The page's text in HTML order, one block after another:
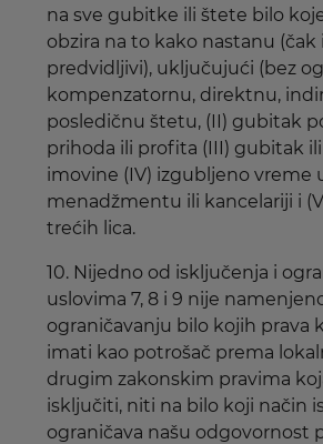
na sve gubitke ili štete bilo
obzira na to kako nastanu (čak
predvidljivi), uključujući (bez
kompenzatornu, direktnu,
posledičnu štetu, (II) gubitak
prihoda ili profita (III) gubitak
imovine (IV) izgubljeno vreme
menadžmentu ili kancelariji i
trećih lica.
10. Nijedno od isključenja i
uslovima 7, 8 i 9 nije
ograničavanju bilo kojih prava
imati kao potrošač prema
drugim zakonskim pravima
isključiti, niti na bilo koji način
ograničava našu odgovornost